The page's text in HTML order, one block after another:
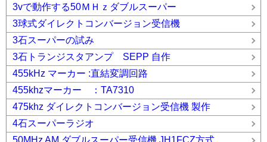
3vで動作する50ＭＨｚダブルスーパー
3球式ダイレクトコンバージョン受信機
3石スーパーの試み
3石トランジスタアンプ SEPP 自作
455kHz マーカー :直結変調回路
455khzマーカー ：TA7310
475khz ダイレクトコンバージョン受信機 製作
4石スーパーラジオ
50MHz AM ダブルスーパー受信機 JH1FCZ方式